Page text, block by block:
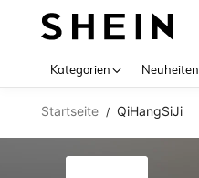
Kategorien Neuheiten
Startseite / QiHangSiJi